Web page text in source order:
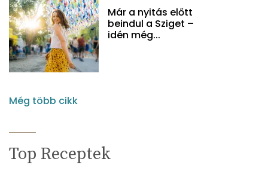
Már a nyitás előtt
beindul a Sziget –
idén még...
Még több cikk
Top Receptek